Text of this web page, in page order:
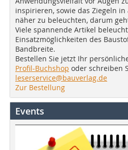
inspirieren, sowie das Ziegeln
näher zu beleuchten, darum
Viele spannende Artikel
Einsatzmöglichkeiten des
Bandbreite.
Bestellen Sie jetzt Ihr
Profil-Buchshop oder schreiben
leserservice@bauverlag.de
Zur Bestellung
Events